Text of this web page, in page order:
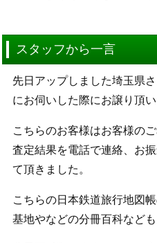
スタッフから一言
先日アップしました埼玉県
にお伺いした際にお譲り頂
こちらのお客様はお客様の
査定結果を電話で連絡、お
て頂きました。
こちらの日本鉄道旅行地図
基地やなどの分冊百科なども